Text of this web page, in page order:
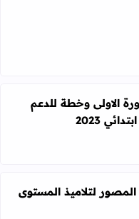
المستوى الأول 2024 2023
الاولى وخطة للدعم للمستوى
الاولى وخطة للدعم
2023
لتلاميذ المستوى